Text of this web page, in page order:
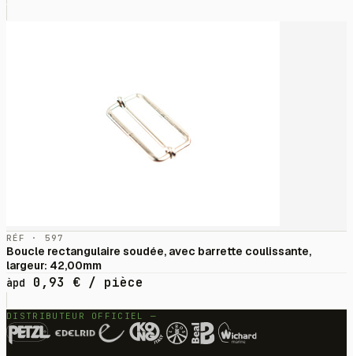
RÉF · 597
Boucle rectangulaire soudée, avec barrette coulissante,
largeur: 42,00mm
àpd
0,93 € / pièce
DISTRIBUTEUR OFFICIEL —